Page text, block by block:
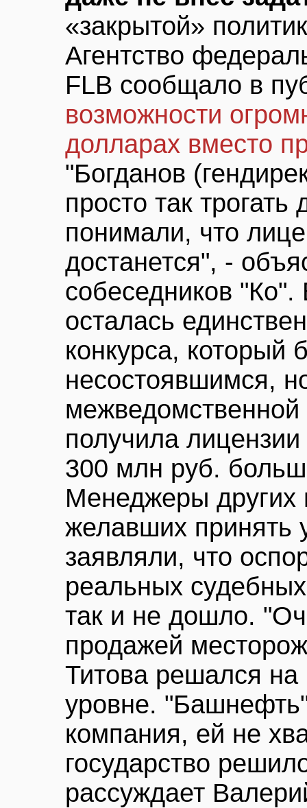
«закрытой»
Агентство
FLB сообщало в
возможности
долларах вместо
"Богданов
просто так
понимали, что
достанется", -
собеседников
осталась
конкурса,
несостоявшимся,
получила
300 млн руб.
Менеджеры других
желавших принять
заявляли, что
реальных
так и не дошло.
продажей
Титова решался на
уровне.
компания, ей не
государство
рассуждает